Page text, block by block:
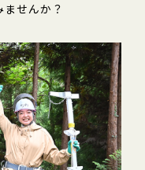
せんか？